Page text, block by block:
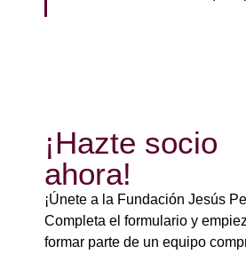
¡Hazte socio
ahora!
¡Únete a la Fundación Jesús
Completa el formulario y
formar parte de un equipo